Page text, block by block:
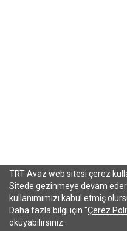
TRT Avaz web sitesi çerez
Sitede gezinmeye devam
kullanımımızı kabul etmiş
Daha fazla bilgi için "Çerez
okuyabilirsiniz.